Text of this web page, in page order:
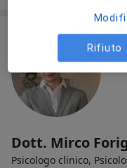
Dott. Mirco
Psicologo clinico,
Rifiuto